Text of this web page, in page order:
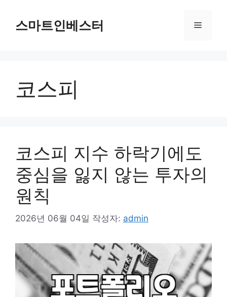
스마트인베스터 메
코스피
코스피 지수 하락기에도
중심을 잃지 않는 투자의
원칙
2026년 06월 04일 작성자: admin